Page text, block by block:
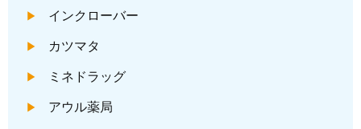
インクローバー
カツマタ
ミネドラッグ
アウル薬局